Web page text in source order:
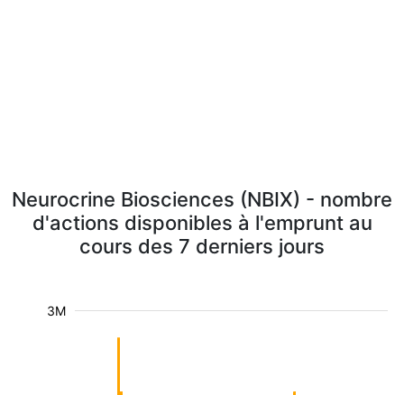
Neurocrine Biosciences (NBIX) - nombre
d'actions disponibles à l'emprunt au
cours des 7 derniers jours
3M